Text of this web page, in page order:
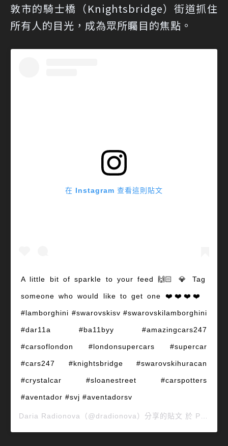
敦市的騎士橋（Knightsbridge）街道抓住
所有人的目光，成為眾所矚目的焦點。
在 Instagram 查看這則貼文
A little bit of sparkle to your feed 🙌🏻 💎 Tag
someone who would like to get one ❤️❤️❤️❤️
#lamborghini #swarovskisv #swarovskilamborghini
#dar11a #ba11byy #amazingcars247
#carsoflondon #londonsupercars #supercar
#cars247 #knightsbridge #swarovskihuracan
#crystalcar #sloanestreet #carspotters
#aventador #svj #aventadorsv
Daria Radionova （@dradionova）分享的貼文 於 PDT 2019 年 4月 月 11 日 上午 3:56